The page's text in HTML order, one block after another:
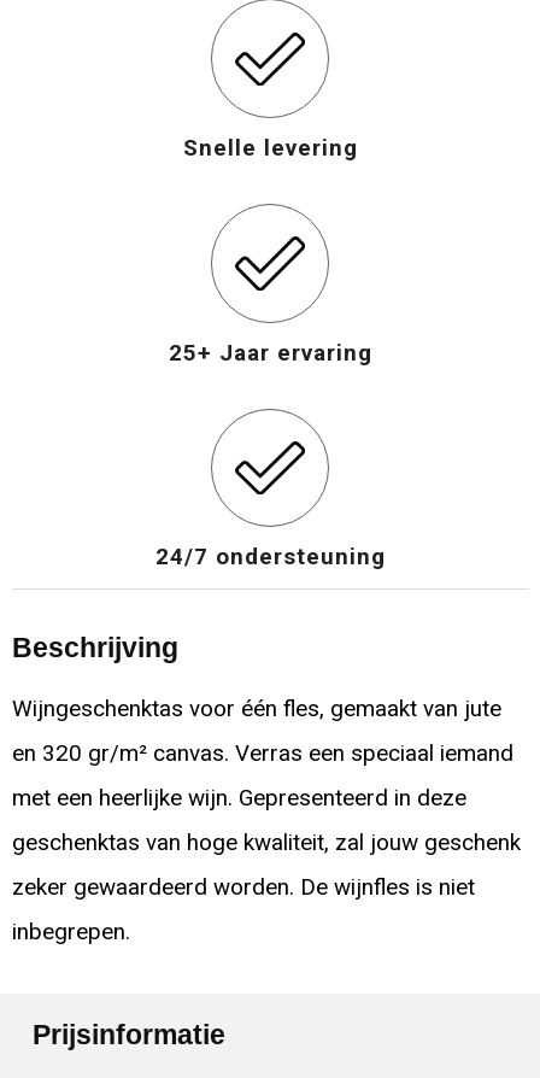
Snelle levering
25+ Jaar ervaring
24/7 ondersteuning
Beschrijving
Wijngeschenktas voor één fles, gemaakt van jute
en 320 gr/m² canvas. Verras een speciaal iemand
met een heerlijke wijn. Gepresenteerd in deze
geschenktas van hoge kwaliteit, zal jouw geschenk
zeker gewaardeerd worden. De wijnfles is niet
inbegrepen.
Prijsinformatie